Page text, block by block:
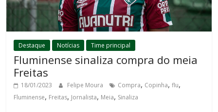
Destaque Notícias Time principal
Fluminense sinaliza compra do meia
Freitas
18/01/2023 Felipe Moura Compra, Copinha,flu,
Fluminense, Freitas, Jornalista, Meia, Sinaliza